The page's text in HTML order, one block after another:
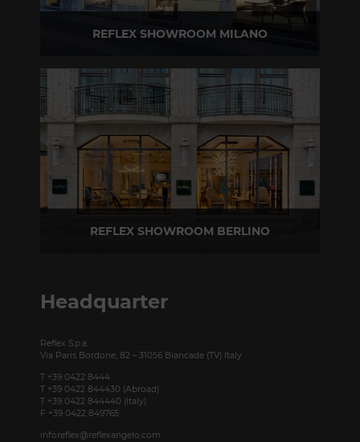
REFLEX SHOWROOM MILANO
T +39 02 80582955
REFLEX SHOWROOM BERLINO
Headquarter
Reflex S.p.a.
Via Paris Bordone, 82 – 31056 Biancade (TV) Italy
T +39 0422 8444
T +39 0422 844430 (Abroad)
T +39 0422 844440 (Italy)
F +39 0422 849765
inforeflex@reflexangelo.com